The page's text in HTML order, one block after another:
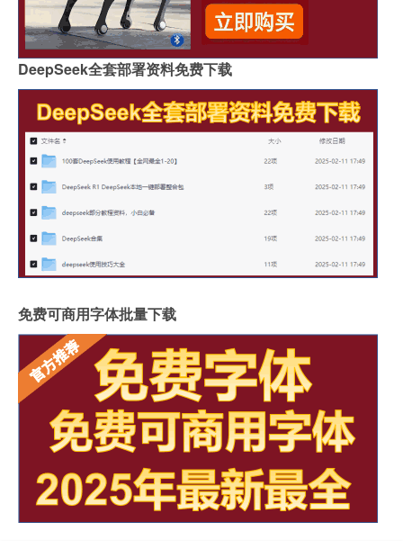
DeepSeek全套部署资料免费下载
免费可商用字体批量下载